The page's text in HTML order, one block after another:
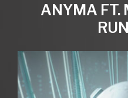
ANYMA FT.